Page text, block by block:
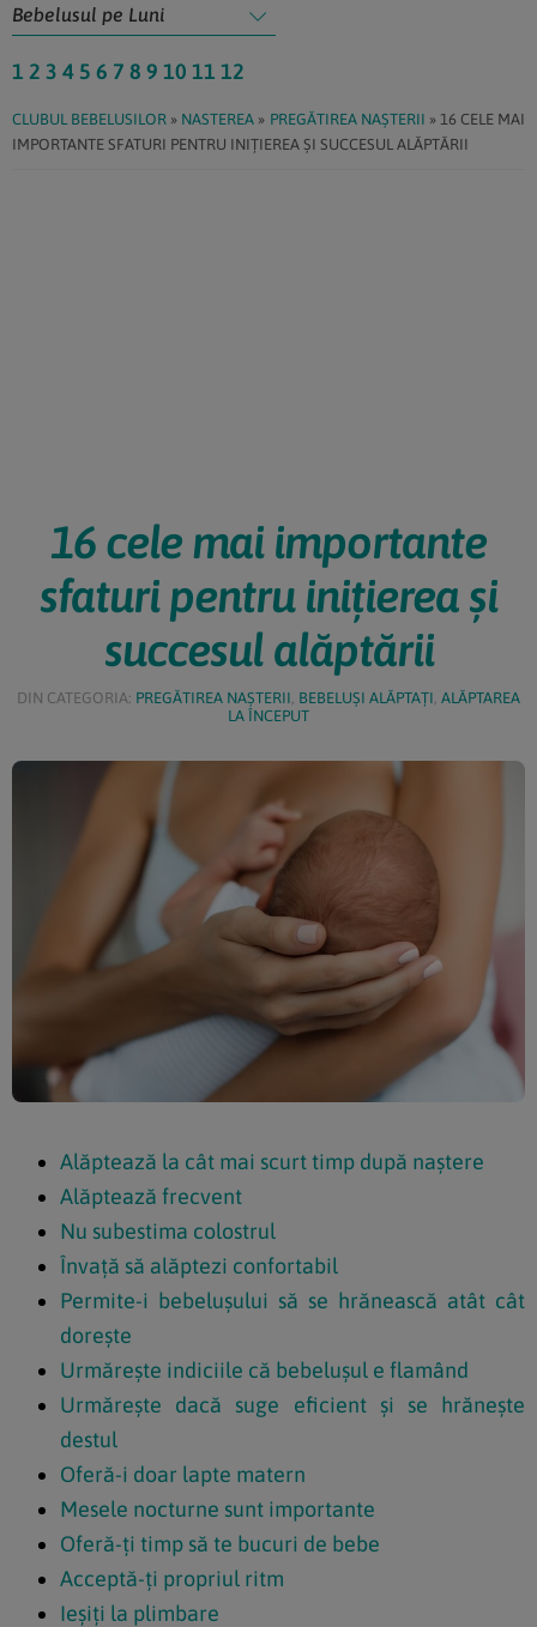
1 2 3 4 5 6 7 8 9 10 11 12
CLUBUL BEBELUSILOR » NASTEREA » PREGĂTIREA NAȘTERII » 16 CELE MAI
IMPORTANTE SFATURI PENTRU INIŢIEREA ȘI SUCCESUL ALĂPTĂRII
16 cele mai importante
sfaturi pentru iniţierea și
succesul alăptării
DIN CATEGORIA: PREGĂTIREA NAȘTERII BEBELUȘI ALĂPTAȚI ALĂPTAREA
LA ÎNCEPUT
Alăptează la cât mai scurt timp după naştere
Alăptează frecvent
Nu subestima colostrul
Învaţă să alăptezi confortabil
Permite-i bebeluşului să se hrănească atât cât
doreşte
Urmăreşte indiciile că bebeluşul e flamând
Urmăreşte dacă suge eficient şi se hrăneşte
destul
Oferă-i doar lapte matern
Mesele nocturne sunt importante
Oferă-ţi timp să te bucuri de bebe
Acceptă-ţi propriul ritm
Ieşiţi la plimbare